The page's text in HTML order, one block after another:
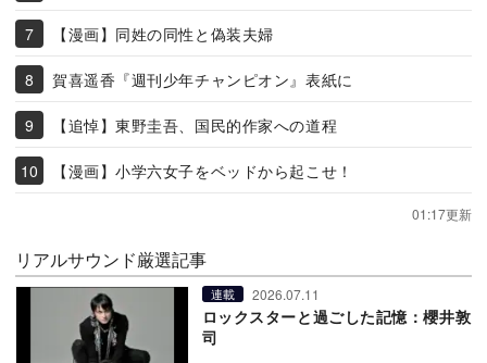
【漫画】同姓の同性と偽装夫婦
賀喜遥香『週刊少年チャンピオン』表紙に
【追悼】東野圭吾、国民的作家への道程
【漫画】小学六女子をベッドから起こせ！
01:17更新
リアルサウンド厳選記事
連載 2026.07.11
ロックスターと過ごした記憶：櫻井敦
司